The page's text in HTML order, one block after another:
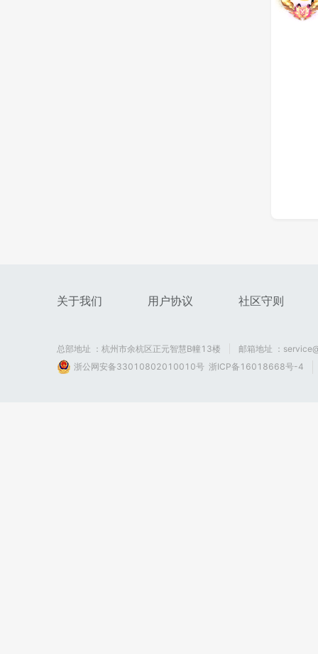
关于我们 用户协议 社区守则
总部地址 ：杭州市余杭区正元智慧B幢13楼
邮箱地址 ：
浙公网安备33010802010010号 浙ICP备16018668号-4